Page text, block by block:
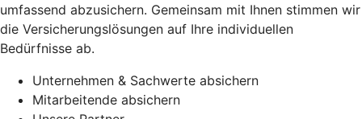
umfassend abzusichern. Gemeinsam mit Ihnen stimmen wir
die Versicherungslösungen auf Ihre individuellen
Bedürfnisse ab.
Unternehmen & Sachwerte absichern
Mitarbeitende absichern